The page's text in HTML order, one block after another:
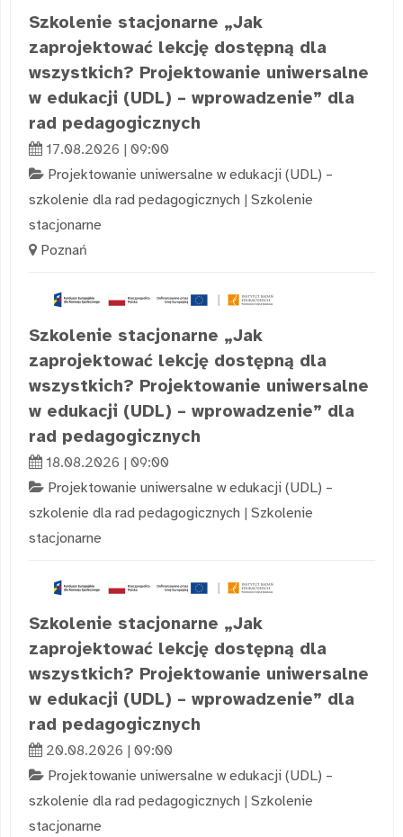
Szkolenie stacjonarne „Jak
zaprojektować lekcję dostępną dla
wszystkich? Projektowanie uniwersalne
w edukacji (UDL) – wprowadzenie” dla
rad pedagogicznych
17.08.2026 | 09:00
Projektowanie uniwersalne w edukacji (UDL) –
szkolenie dla rad pedagogicznych | Szkolenie
stacjonarne
Poznań
Szkolenie stacjonarne „Jak
zaprojektować lekcję dostępną dla
wszystkich? Projektowanie uniwersalne
w edukacji (UDL) – wprowadzenie” dla
rad pedagogicznych
18.08.2026 | 09:00
Projektowanie uniwersalne w edukacji (UDL) –
szkolenie dla rad pedagogicznych | Szkolenie
stacjonarne
Szkolenie stacjonarne „Jak
zaprojektować lekcję dostępną dla
wszystkich? Projektowanie uniwersalne
w edukacji (UDL) – wprowadzenie” dla
rad pedagogicznych
20.08.2026 | 09:00
Projektowanie uniwersalne w edukacji (UDL) –
szkolenie dla rad pedagogicznych | Szkolenie
stacjonarne